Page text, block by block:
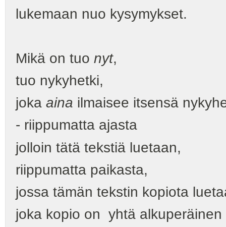
lukemaan nuo kysymykset.
Mikä on tuo nyt,
tuo nykyhetki,
joka aina ilmaisee itsensä
- riippumatta ajasta
jolloin tätä tekstiä luetaan,
riippumatta paikasta,
jossa tämän tekstin kopiota
joka kopio on yhtä alkuperäinen